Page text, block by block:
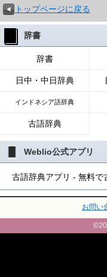
トップページに戻る
辞書
辞書
日中・中日辞典
インドネシア語辞典
古語辞典
Weblio公式アプリ
古語辞典アプリ - 無料で
お問い